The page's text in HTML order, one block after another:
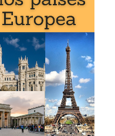
los siguientes
School:
,Comercio Exterior